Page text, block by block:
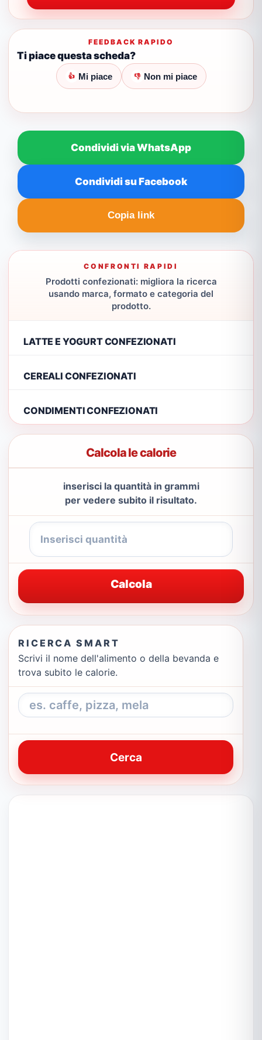
FEEDBACK RAPIDO
Ti piace questa scheda?
👍 Mi piace 👎 Non mi piace
Condividi via WhatsApp
Condividi su Facebook
Copia link
CONFRONTI RAPIDI
Prodotti confezionati: migliora la ricerca
usando marca, formato e categoria del
prodotto.
LATTE E YOGURT CONFEZIONATI
CEREALI CONFEZIONATI
CONDIMENTI CONFEZIONATI
Calcola le calorie
inserisci la quantità in grammi
per vedere subito il risultato.
Calcola
RICERCA SMART
Scrivi il nome dell'alimento o della bevanda e
trova subito le calorie.
Cerca